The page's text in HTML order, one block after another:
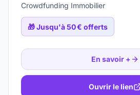
Crowdfunding Immobilier
🎁Jusqu'à 50 € offerts
En savoir +
Ouvrir le lien